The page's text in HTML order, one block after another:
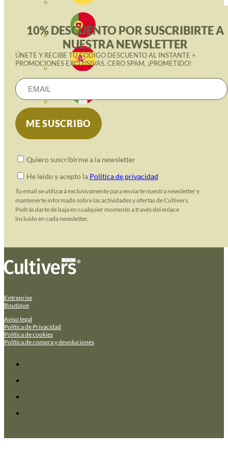
10% DESCUENTO POR SUSCRIBIRTE A
NUESTRA NEWSLETTER
ÚNETE Y RECIBE TU CÓDIGO DESCUENTO AL INSTANTE +
PROMOCIONES EXCLUSIVAS. CERO SPAM, ¡PROMETIDO!
Quiero suscribirme a la newsletter
He leido y acepto la Política de privacidad
Tu email se utilizará exclusivamente para enviarte nuestra newsletter y
mantenerte informado sobre las actividades y ofertas de Cultivers.
Podrás darte de baja en cualquier momento a través del enlace
incluido en cada newsletter.
Entreprise
Boutique
Aviso legal
Política de Privacidad
Política de cookies
Política de compra y devoluciones